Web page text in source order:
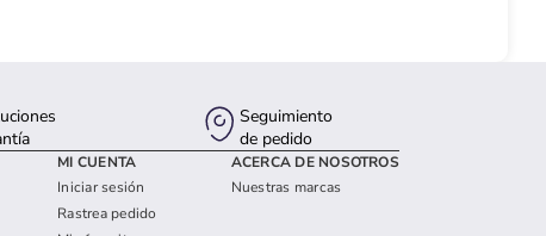
Seguimiento
de pedido
MI CUENTA
Iniciar sesión
Rastrea pedido
ACERCA DE NOSOTROS
Nuestras marcas